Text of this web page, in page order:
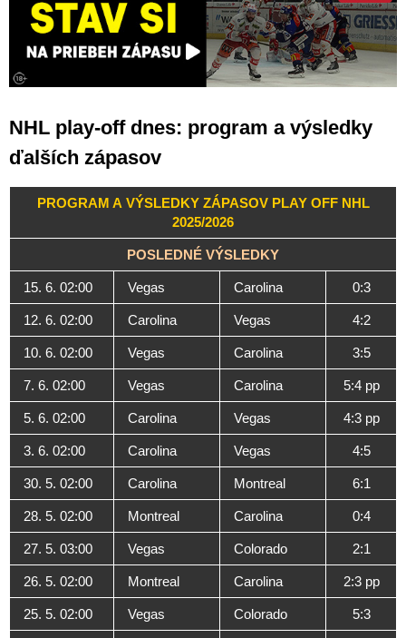
NHL play-off dnes: program a výsledky
ďalších zápasov
PROGRAM A VÝSLEDKY ZÁPASOV PLAY OFF NHL
2025/2026
POSLEDNÉ VÝSLEDKY
15. 6. 02:00 Vegas Carolina 0:3
12. 6. 02:00 Carolina Vegas 4:2
10. 6. 02:00 Vegas Carolina 3:5
7. 6. 02:00 Vegas Carolina 5:4 pp
5. 6. 02:00 Carolina Vegas 4:3 pp
3. 6. 02:00 Carolina Vegas 4:5
30. 5. 02:00 Carolina Montreal 6:1
28. 5. 02:00 Montreal Carolina 0:4
27. 5. 03:00 Vegas Colorado 2:1
26. 5. 02:00 Montreal Carolina 2:3 pp
25. 5. 02:00 Vegas Colorado 5:3